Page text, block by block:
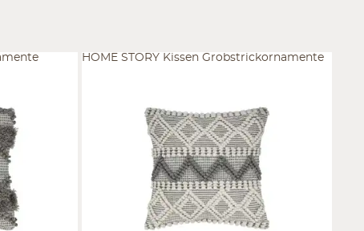
HOME STORY Kissen Grobstrickornamente